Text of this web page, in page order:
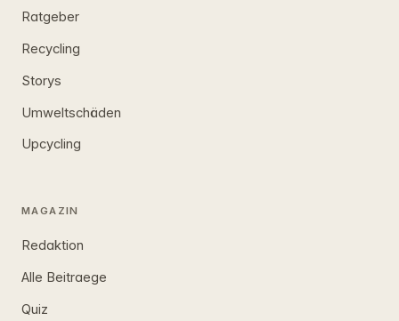
Ratgeber
Recycling
Storys
Umweltschäden
Upcycling
MAGAZIN
Redaktion
Alle Beitraege
Quiz